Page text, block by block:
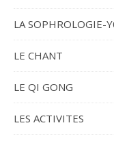
LA SOPHROLOGIE-
LE CHANT
LE QI GONG
LES ACTIVITES